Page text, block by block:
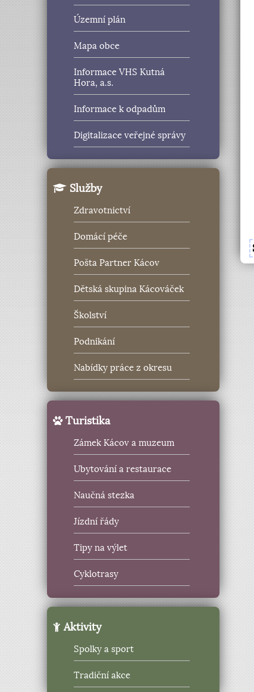
Územní plán
Mapa obce
Informace VHS Kutná
Hora, a.s.
Informace k odpadům
Digitalizace veřejné správy
Služby
Zdravotnictví
Domácí péče
Pošta Partner Kácov
Dětská skupina Kácováček
Školství
Podnikání
Nabídky práce z okresu
Turistika
Zámek Kácov a muzeum
Ubytování a restaurace
Naučná stezka
Jízdní řády
Tipy na výlet
Cyklotrasy
Aktivity
Spolky a sport
Tradiční akce